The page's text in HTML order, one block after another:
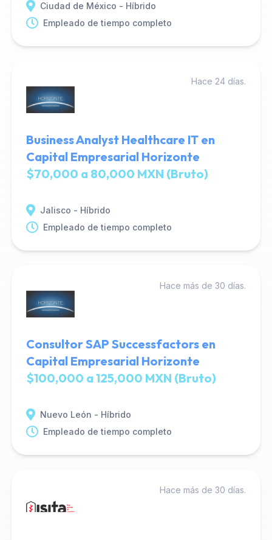
Ciudad de México - Híbrido
Empleado de tiempo completo
Hace 24 días.
Business Analyst Healthcare IT en
Capital Empresarial Horizonte
$70,000 a 80,000 MXN (Bruto)
Jalisco - Híbrido
Empleado de tiempo completo
Hace más de 30 días.
Consultor SAP Successfactors en
Capital Empresarial Horizonte
$100,000 a 125,000 MXN (Bruto)
Nuevo León - Híbrido
Empleado de tiempo completo
Hace más de 30 días.